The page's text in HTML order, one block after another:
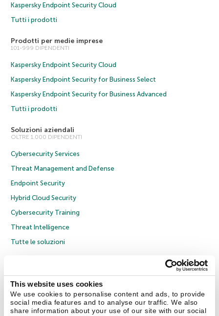
This website uses cookies
We use cookies to personalise content and ads, to provide
social media features and to analyse our traffic. We also
share information about your use of our site with our social
Kaspersky Endpoint Security Cloud
Tutti i prodotti
Prodotti per medie imprese
101-999 DIPENDENTI
Kaspersky Endpoint Security Cloud
Kaspersky Endpoint Security for Business Select
Kaspersky Endpoint Security for Business Advanced
Tutti i prodotti
Soluzioni aziendali
OLTRE 1.000 DIPENDENTI
Cybersecurity Services
Threat Management and Defense
Endpoint Security
Hybrid Cloud Security
Cybersecurity Training
Threat Intelligence
Tutte le soluzioni
Informativa sulla privacy
Policy anticorruzione
Contratto di licenza B2C
Cookies
Contatti Chi siamo Partner Blog Centro risorse Comunicati stampa